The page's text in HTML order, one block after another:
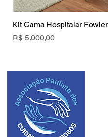
Kit Cama Hospitalar Fowler
Preço
R$ 5.000,00